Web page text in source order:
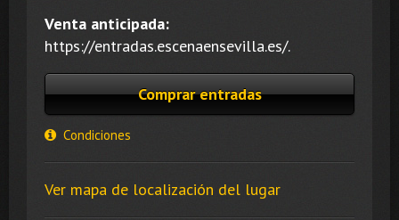
Venta anticipada:
https://entradas.escenaensevilla.es/.
Comprar entradas
Condiciones
Ver mapa de localización del lugar